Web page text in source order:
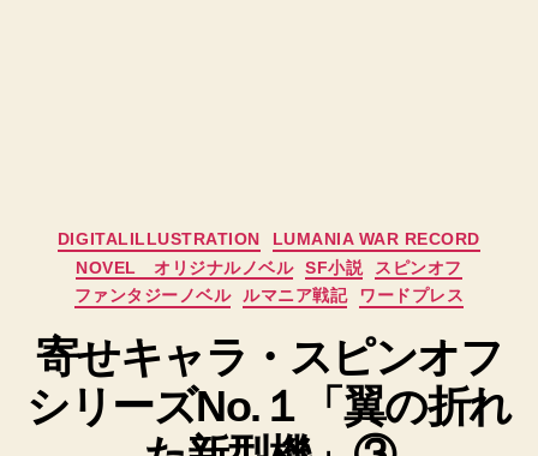
カ
テ
ゴ
リ
DIGITALILLUSTRATION
LUMANIA WAR RECORD
NOVEL オリジナルノベル
SF小説
スピンオフ
ファンタジーノベル
ルマニア戦記 ワードプレス
寄せキャラ・スピンオフ
シリーズNo.１「翼の折れ